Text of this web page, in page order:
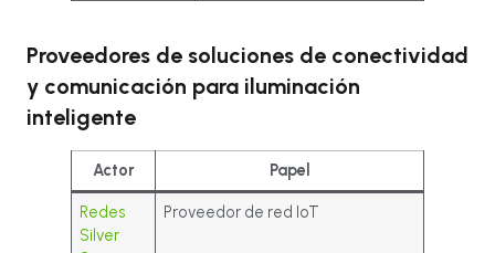
Proveedores de soluciones de conectividad
y comunicación para iluminación
inteligente
Actor Papel
Redes
Silver
Proveedor de red IoT